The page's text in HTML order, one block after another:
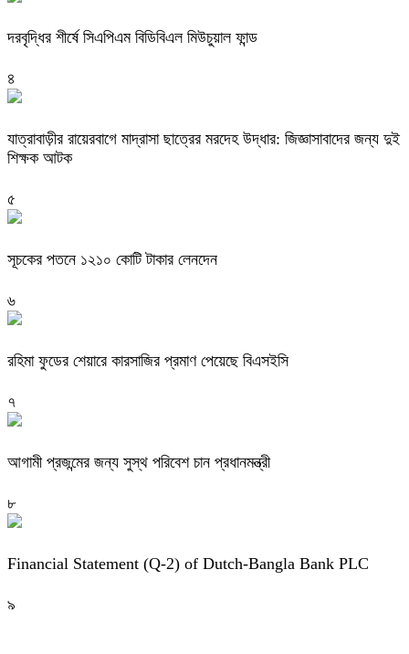
দরবৃদ্ধির শীর্ষে সিএপিএম বিডিবিএল মিউচুয়াল ফান্ড
৪
যাত্রাবাড়ীর রায়েরবাগে মাদ্রাসা ছাত্রের মরদেহ উদ্ধার: জিজ্ঞাসাবাদের জন্য দুই
শিক্ষক আটক
৫
সূচকের পতনে ১২১০ কোটি টাকার লেনদেন
৬
রহিমা ফুডের শেয়ারে কারসাজির প্রমাণ পেয়েছে বিএসইসি
৭
আগামী প্রজন্মের জন্য সুস্থ পরিবেশ চান প্রধানমন্ত্রী
৮
Financial Statement (Q-2) of Dutch-Bangla Bank PLC
৯